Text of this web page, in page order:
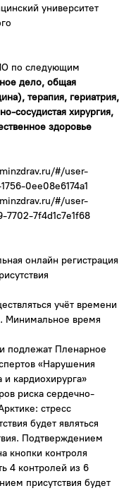
университет
по следующим
дело, общая
терапия, гериатрия,
сосудистая хирургия,
здоровье
#/user-
0ee08e6174a1
#/user-
7f4d1c7e1f68
онлайн регистрация
учёт времени
Минимальное время
подлежат Пленарное
«Нарушения
и кардиохирурга»
риска сердечно-
стресс
будет являться
Подтверждением
кнопки контроля
4 контролей из 6
присутствия будет